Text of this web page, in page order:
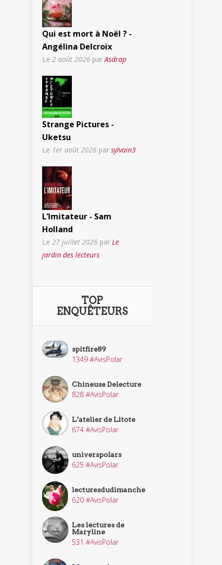
Qui est mort à Noël ? -
Angélina Delcroix
Le 2 août 2026 parAsdrap
Strange Pictures -
Uketsu
Le 1er août 2026 par sylvain3
L’Imitateur - Sam
Holland
Le 27 juillet 2026 par Le
jardin des lecteurs
TOP
ENQUÊTEURS
spitfire89
1349 #AvisPolar
Chineuse Delecture
828 #AvisPolar
L’atelier de Litote
674 #AvisPolar
universpolars
625 #AvisPolar
lecturesdudimanche
620 #AvisPolar
Les lectures de
Maryline
531 #AvisPolar